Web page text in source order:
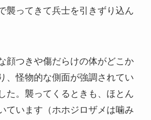
襲ってきて兵士を引きずり込ん
顔つきや傷だらけの体がどこか
、怪物的な側面が強調されてい
た。襲ってくるときも、ほとん
ています（ホホジロザメは噛み